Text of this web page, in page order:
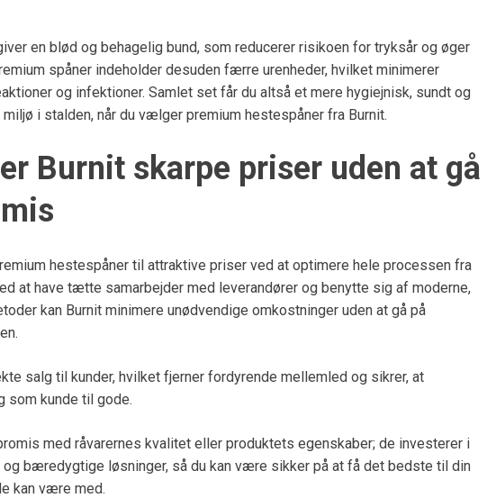
en blød og behagelig bund, som reducerer risikoen for tryksår og øger
spåner indeholder desuden færre urenheder, hvilket minimerer
og infektioner. Samlet set får du altså et mere hygiejnisk, sundt og
i stalden, når du vælger premium hestespåner fra Burnit.
Burnit skarpe priser uden at gå
hestespåner til attraktive priser ved at optimere hele processen fra
at have tætte samarbejder med leverandører og benytte sig af moderne,
kan Burnit minimere unødvendige omkostninger uden at gå på
salg til kunder, hvilket fjerner fordyrende mellemled og sikrer, at
som kunde til gode.
med råvarernes kvalitet eller produktets egenskaber; de investerer i
bæredygtige løsninger, så du kan være sikker på at få det bedste til din
kan være med.